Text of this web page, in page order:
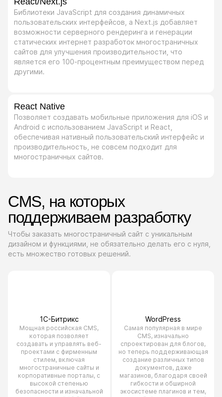
Библиотеки JavaScript для создания динамичных
пользовательских интерфейсов, а Next.js добавляет
возможности серверного рендеринга и генерации
статических интернет разработок многостраничных
сайтов для улучшения производительности, что
является его 100-процентным преимуществом перед
другими.
React Native
Позволяет создавать мобильные приложения для iOS и
Android с использованием JavaScript и React,
обеспечивая нативный пользовательский интерфейс и
производительность, не совсем подходит для
многостраничных сайтов.
CMS, на которых
поддерживаем разработку
Чтобы заказать многостраничный сайт с уникальным
дизайном и функциями, не обязательно делать его с нуля,
есть множество готовых решений.
1С-Битрикс
Мощная российская CMS,
которая позволяет
создавать и управлять веб-
проектами с фирменным
стилем, включая
многостраничные сайты и
корпоративные порталы, с
высокой степенью
безопасности и изначальной
WordPress
Самая популярная в мире
CMS, изначально
спроектирован для блогов,
но теперь поддерживающая
создание различных типов
документов, даже
магазинов, благодаря своей
гибкости и обширной
экосистеме плагинов и тем,